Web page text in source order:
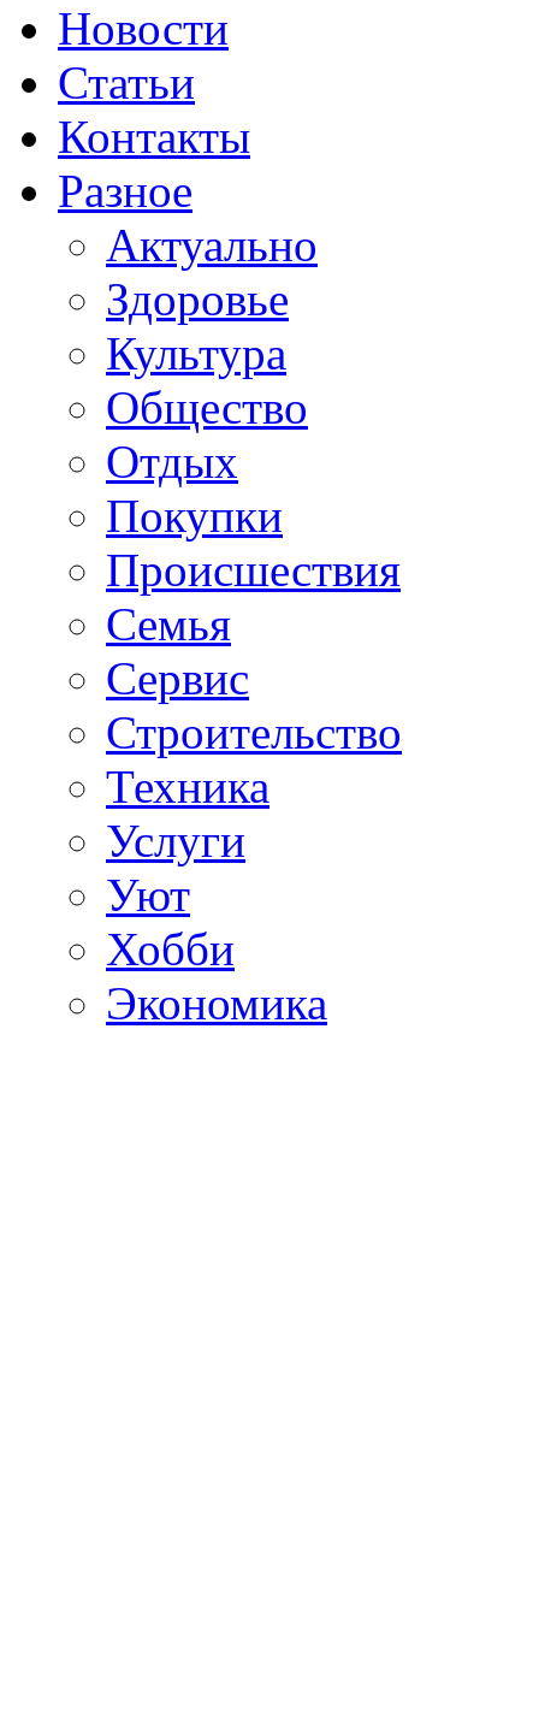
Новости
Статьи
Контакты
Разное
Актуально
Здоровье
Культура
Общество
Отдых
Покупки
Происшествия
Семья
Сервис
Строительство
Техника
Услуги
Уют
Хобби
Экономика